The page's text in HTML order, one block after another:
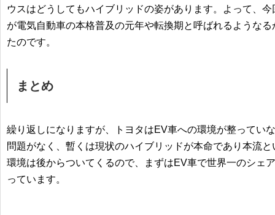
ウスはどうしてもハイブリッドの姿があります。よって、
が電気自動車の本格普及の元年や転換期と呼ばれるような
たのです。
まとめ
繰り返しになりますが、トヨタはEV車への環境が整ってい
問題がなく、暫くは現状のハイブリッドが本命であり本流
環境は後からついてくるので、まずはEV車で世界一のシェ
っています。